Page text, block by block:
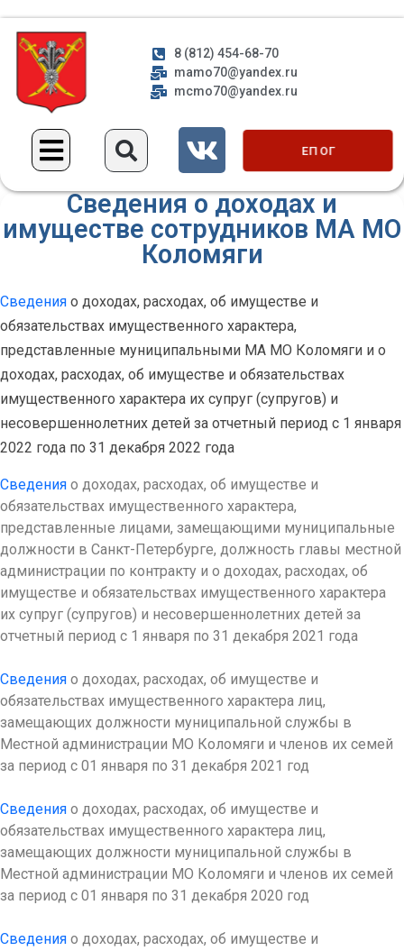
8 (812) 454-68-70
mamo70@yandex.ru
mcmo70@yandex.ru
ЕП ОГ
Сведения о доходах и
имуществе сотрудников МА МО
Коломяги
Сведения о доходах, расходах, об имуществе и
обязательствах имущественного характера,
представленные муниципальными МА МО Коломяги и о
доходах, расходах, об имуществе и обязательствах
имущественного характера их супруг (супругов) и
несовершеннолетних детей за отчетный период с 1 января
2022 года по 31 декабря 2022 года
Сведения о доходах, расходах, об имуществе и
обязательствах имущественного характера,
представленные лицами, замещающими муниципальные
должности в Санкт-Петербурге, должность главы местной
администрации по контракту и о доходах, расходах, об
имуществе и обязательствах имущественного характера
их супруг (супругов) и несовершеннолетних детей за
отчетный период с 1 января по 31 декабря 2021 года
Сведения о доходах, расходах, об имуществе и
обязательствах имущественного характера лиц,
замещающих должности муниципальной службы в
Местной администрации МО Коломяги и членов их семей
за период с 01 января по 31 декабря 2021 год
Сведения о доходах, расходах, об имуществе и
обязательствах имущественного характера лиц,
замещающих должности муниципальной службы в
Местной администрации МО Коломяги и членов их семей
за период с 01 января по 31 декабря 2020 год
Сведения о доходах, расходах, об имуществе и